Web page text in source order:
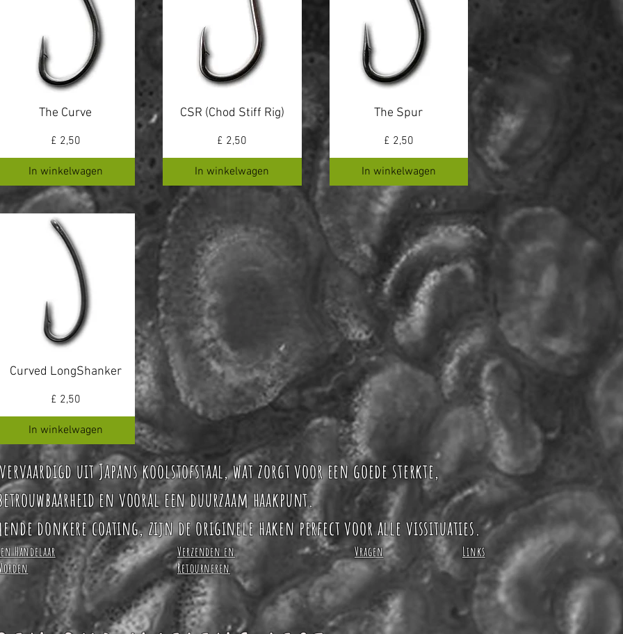
The Curve
Prijs
£ 2,50
In winkelwagen
CSR (Chod Stiff Rig)
Prijs
£ 2,50
In winkelwagen
The Spur
Prijs
£ 2,50
In winkelwagen
Curved LongShanker
Prijs
£ 2,50
In winkelwagen
uit Japans koolstofstaal, wat zorgt voor een goede sterkte,
en vooral een duurzaam haakpunt.
donkere coating, zijn de originele haken perfect voor alle vissituaties.
Handelaar
Verzenden en
Retourneren
Vragen Links